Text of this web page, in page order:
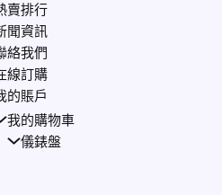
賣排行
聞資訊
絡我們
線訂購
的賬戶
我的購物車
儀錶盤